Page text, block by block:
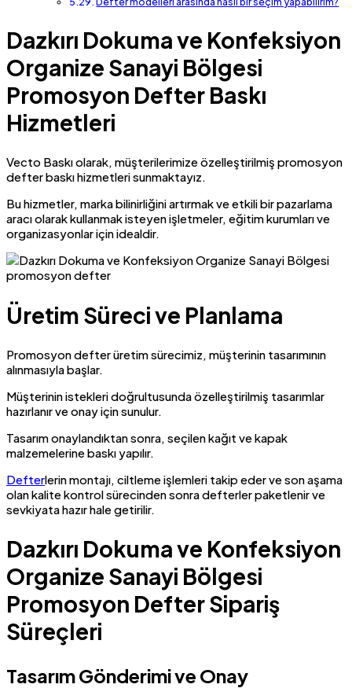
Dazkırı Dokuma ve Konfeksiyon
Organize Sanayi Bölgesi
Promosyon Defter Baskı
Hizmetleri
Vecto Baskı olarak, müşterilerimize özelleştirilmiş promosyon
defter baskı hizmetleri sunmaktayız.
Bu hizmetler, marka bilinirliğini artırmak ve etkili bir pazarlama
aracı olarak kullanmak isteyen işletmeler, eğitim kurumları ve
organizasyonlar için idealdir.
Üretim Süreci ve Planlama
Promosyon defter üretim sürecimiz, müşterinin tasarımının
alınmasıyla başlar.
Müşterinin istekleri doğrultusunda özelleştirilmiş tasarımlar
hazırlanır ve onay için sunulur.
Tasarım onaylandıktan sonra, seçilen kağıt ve kapak
malzemelerine baskı yapılır.
Defterlerin montajı, ciltleme işlemleri takip eder ve son aşama
olan kalite kontrol sürecinden sonra defterler paketlenir ve
sevkiyata hazır hale getirilir.
Dazkırı Dokuma ve Konfeksiyon
Organize Sanayi Bölgesi
Promosyon Defter Sipariş
Süreçleri
Tasarım Gönderimi ve Onay